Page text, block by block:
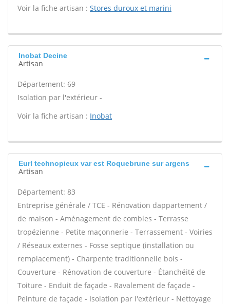
Voir la fiche artisan : Stores duroux et marini
Inobat Decine
Artisan
Département: 69
Isolation par l'extérieur -
Voir la fiche artisan : Inobat
Eurl technopieux var est Roquebrune sur argens
Artisan
Département: 83
Entreprise générale / TCE - Rénovation dappartement /
de maison - Aménagement de combles - Terrasse
tropézienne - Petite maçonnerie - Terrassement - Voiries
/ Réseaux externes - Fosse septique (installation ou
remplacement) - Charpente traditionnelle bois -
Couverture - Rénovation de couverture - Étanchéité de
Toiture - Enduit de façade - Ravalement de façade -
Peinture de façade - Isolation par l'extérieur - Nettoyage